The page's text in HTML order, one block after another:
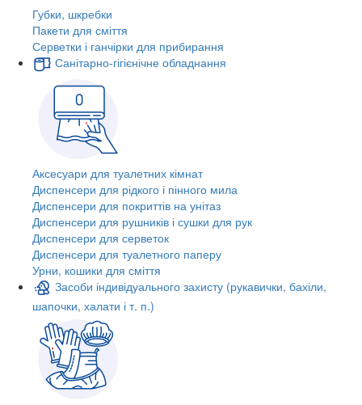
Губки, шкребки
Пакети для сміття
Серветки і ганчірки для прибирання
Санітарно-гігієнічне обладнання
Аксесуари для туалетних кімнат
Диспенсери для рідкого і пінного мила
Диспенсери для покриттів на унітаз
Диспенсери для рушників і сушки для рук
Диспенсери для серветок
Диспенсери для туалетного паперу
Урни, кошики для сміття
Засоби індивідуального захисту (рукавички, бахіли,
шапочки, халати і т. п.)